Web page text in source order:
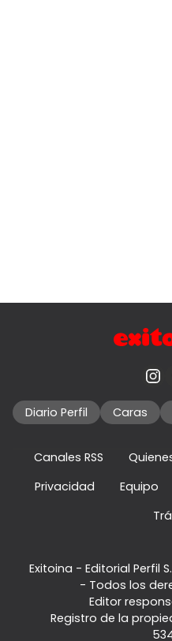
Diario Perfil Caras
Canales RSS
Privacidad
Equipo
Exitoina - Editorial Perfil
- Todos los
Editor
Registro de la